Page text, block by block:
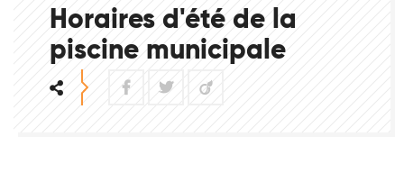
Horaires d'été de la
piscine municipale
FacebookTwitterViadeo